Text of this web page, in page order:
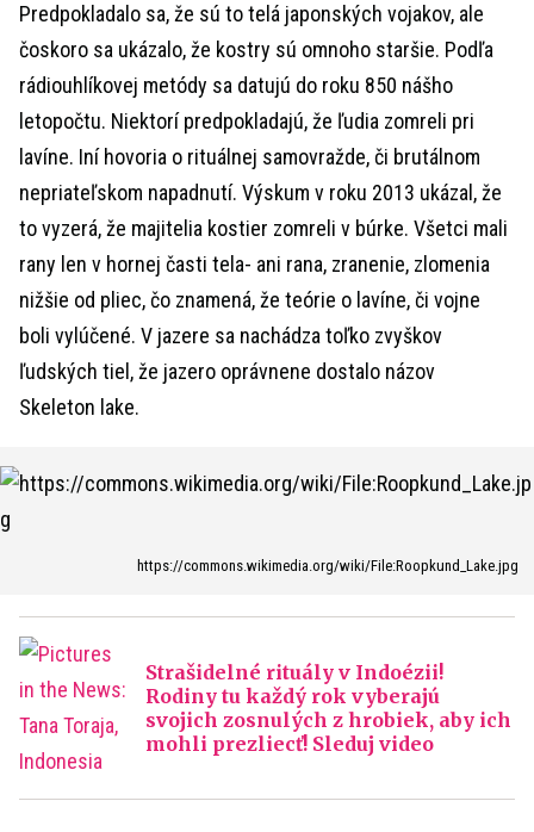
Predpokladalo sa, že sú to telá japonských vojakov, ale
čoskoro sa ukázalo, že kostry sú omnoho staršie. Podľa
rádiouhlíkovej metódy sa datujú do roku 850 nášho
letopočtu. Niektorí predpokladajú, že ľudia zomreli pri
lavíne. Iní hovoria o rituálnej samovražde, či brutálnom
nepriateľskom napadnutí. Výskum v roku 2013 ukázal, že
to vyzerá, že majitelia kostier zomreli v búrke. Všetci mali
rany len v hornej časti tela- ani rana, zranenie, zlomenia
nižšie od pliec, čo znamená, že teórie o lavíne, či vojne
boli vylúčené. V jazere sa nachádza toľko zvyškov
ľudských tiel, že jazero oprávnene dostalo názov
Skeleton lake.
https://commons.wikimedia.org/wiki/File:Roopkund_Lake.jpg
Strašidelné rituály v Indoézii!
Rodiny tu každý rok vyberajú
svojich zosnulých z hrobiek, aby ich
mohli prezliecť! Sleduj video